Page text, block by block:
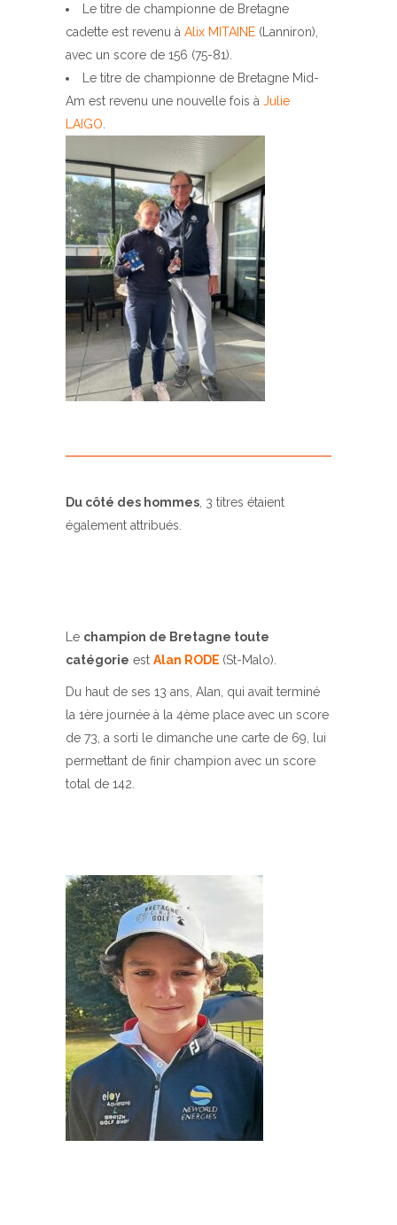
Le titre de championne de Bretagne
cadette est revenu à Alix MITAINE (Lanniron),
avec un score de 156 (75-81).
Le titre de championne de Bretagne Mid-
Am est revenu une nouvelle fois à Julie
LAIGO.
Du côté des hommes, 3 titres étaient
également attribués.
Le champion de Bretagne toute
catégorie est Alan RODE (St-Malo).
Du haut de ses 13 ans, Alan, qui avait terminé
la 1ère journée à la 4ème place avec un score
de 73, a sorti le dimanche une carte de 69, lui
permettant de finir champion avec un score
total de 142.